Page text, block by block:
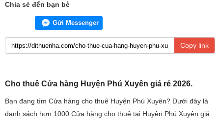
Chia sẻ đến bạn bè
Gửi Messenger
Copy link
Cho thuê Cửa hàng Huyện Phú Xuyên giá rẻ 2026.
Bạn đang tìm Cửa hàng cho thuê Huyện Phú Xuyên? Dưới đây là
danh sách hơn 1000 Cửa hàng cho thuê tại Huyện Phú Xuyên giá